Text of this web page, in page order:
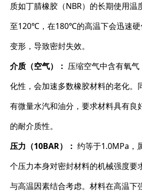
质如丁腈橡胶（NBR）的长期使用
至120℃，在180℃的高温下会迅速硬
变形，导致密封失效。
介质（空气）：
压缩空气中含有氧
化性，会加速多数橡胶材料的老化。
有微量水汽和油分，要求材料具有良
的耐介质性。
压力（10BAR）：
约等于1.0MPa，
个压力本身对密封材料的机械强度要
与高温因素结合考虑。材料在高温下